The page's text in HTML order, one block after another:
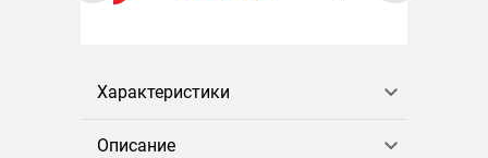
Характеристики
Описание